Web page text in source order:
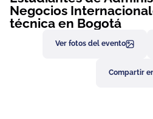
Negocios
técnica en Bogotá
Ver fotos del evento
Compartir